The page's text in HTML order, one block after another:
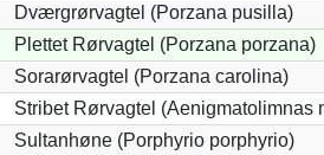
Dværgrørvagtel (Porzana pusilla)
Plettet Rørvagtel (Porzana porzana)
Sorarørvagtel (Porzana carolina)
Stribet Rørvagtel (Aenigmatolimnas
Sultanhøne (Porphyrio porphyrio)